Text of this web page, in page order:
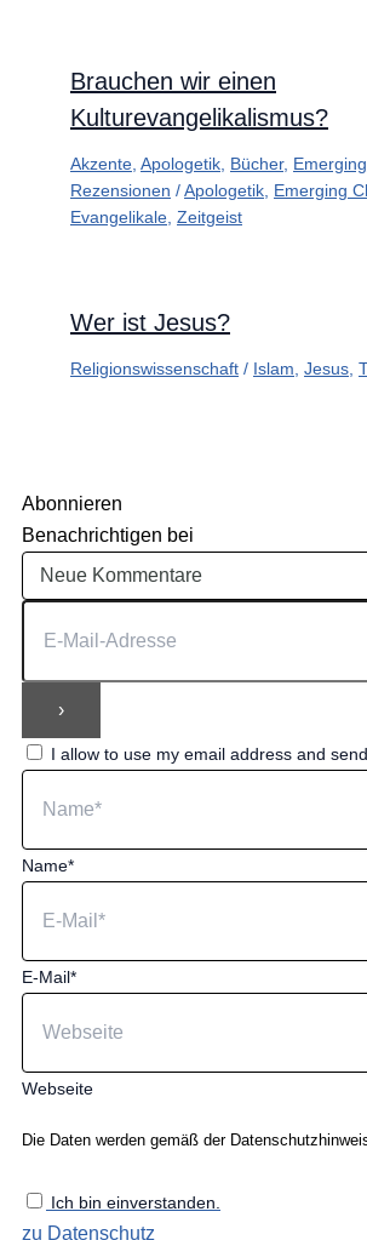
Brauchen wir einen
Kulturevangelikalismus?
Akzente Apologetik Bücher,
Rezensionen /Apologetik Emerging
Evangelikale Zeitgeist
Wer ist Jesus?
Religionswissenschaft / Islam Jesus
Abonnieren
Benachrichtigen bei
I allow to use my email address and
Name*
E-Mail*
Webseite
Die Daten werden gemäß der
Ich bin einverstanden.
zu Datenschutz